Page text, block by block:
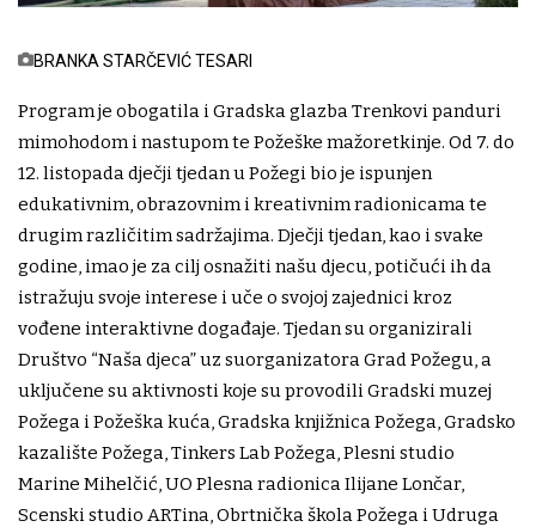
BRANKA STARČEVIĆ TESARI
Program je obogatila i Gradska glazba Trenkovi panduri
mimohodom i nastupom te Požeške mažoretkinje. Od 7. do
12. listopada dječji tjedan u Požegi bio je ispunjen
edukativnim, obrazovnim i kreativnim radionicama te
drugim različitim sadržajima. Dječji tjedan, kao i svake
godine, imao je za cilj osnažiti našu djecu, potičući ih da
istražuju svoje interese i uče o svojoj zajednici kroz
vođene interaktivne događaje. Tjedan su organizirali
Društvo “Naša djeca” uz suorganizatora Grad Požegu, a
uključene su aktivnosti koje su provodili Gradski muzej
Požega i Požeška kuća, Gradska knjižnica Požega, Gradsko
kazalište Požega, Tinkers Lab Požega, Plesni studio
Marine Mihelčić, UO Plesna radionica Ilijane Lončar,
Scenski studio ARTina, Obrtnička škola Požega i Udruga